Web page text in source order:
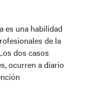
es una habilidad
de la
dos casos
ocurren a diario